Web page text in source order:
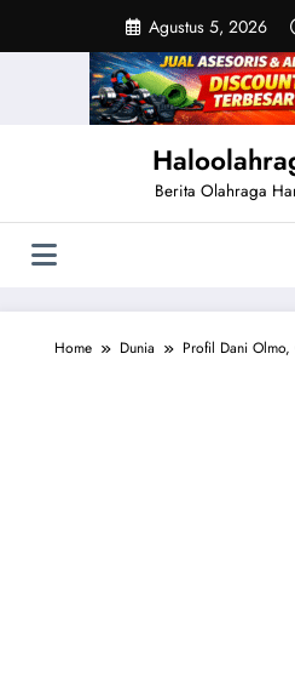
content
Agustus 5, 2026
Berita Olahraga
Home Dunia Profil Dani Olmo,